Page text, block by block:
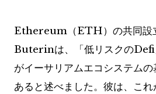
Ethereum（ETH）の共同
Buterinは、「低リスクのDefi
がイーサリアムエコシステム
あると述べました。彼は、こ